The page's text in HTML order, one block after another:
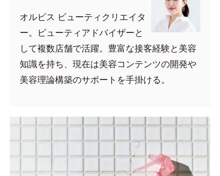
オルビス ビューティクリエイタ
ー。ビューティアドバイザーと
して複数店舗で活躍。豊富な接客経験と美容
知識を持ち、現在は美容コンテンツの開発や
美容理論構築のサポートを手掛ける。